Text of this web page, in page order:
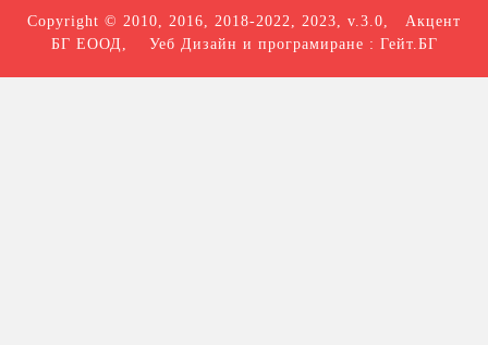
Copyright © 2010, 2016, 2018-2022, 2023, v.3.0, Акцент
БГ ЕООД , Уеб Дизайн и програмиране : Гейт.БГ